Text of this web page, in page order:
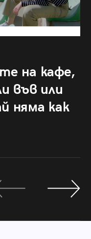
на кафе,
във или
няма как